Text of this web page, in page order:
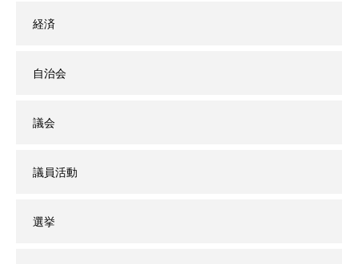
経済
自治会
議会
議員活動
選挙